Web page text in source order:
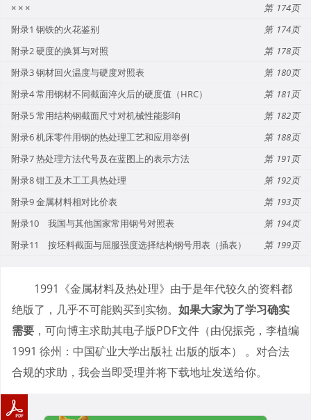
× × ×
174
附录1 钢铁的火花鉴别
174
附录2 硬度的换算与对照
178
附录3 钢材回火温度与硬度对照表
180
附录4 常用钢材不同截面淬火后的硬度值（HRC）
181
附录5 常用结构钢截面尺寸对机械性能影响
182
附录6 机床零件用钢的热处理工艺和应用举例
188
附录7 热处理方法代号及在蓝图上的表示方法
191
附录8 钳工及木工工具热处理
192
附录9 金属材料相对比价表
193
附录10 我国与其他国家常用钢号对照表
194
附录11 按坯料截面与屈服强度选择结构钢号用表（插表）
199
1991《金属材料及热处理》由于是年代较久的资料都
绝版了，几乎不可能购买到实物。 如果大家为了学习确实
需要 ，可向博主求助其电子版PDF文件（由倪振尧，李植编
1991 徐州：中国矿业大学出版社 出版的版本） 。对合法
合规的求助，我会当即受理并将下载地址发送给你。